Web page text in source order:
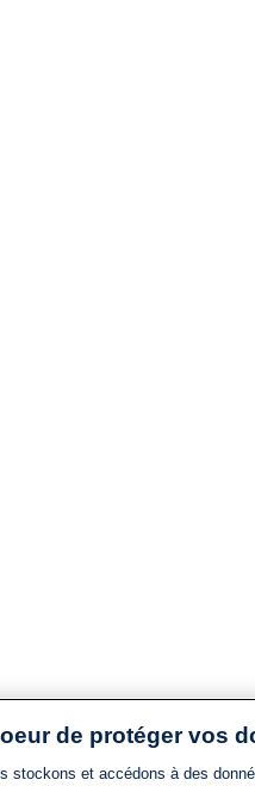
de protéger vos
stockons et accédons à des